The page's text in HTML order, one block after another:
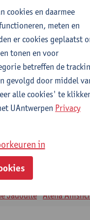
Jadoulle Alena
cookies en daarmee
meten en
er cookies geplaatst
tonen en voor
betreffen de
gevolgd door middel
alle cookies' te
UAntwerpen Privacy
in